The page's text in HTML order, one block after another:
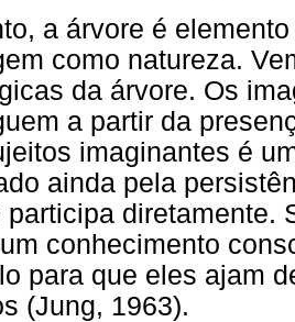
a árvore é
como natureza.
da árvore. Os
a partir da
imaginantes é
ainda pela
participa diretamente.
conhecimento
para que eles ajam
(Jung, 1963).